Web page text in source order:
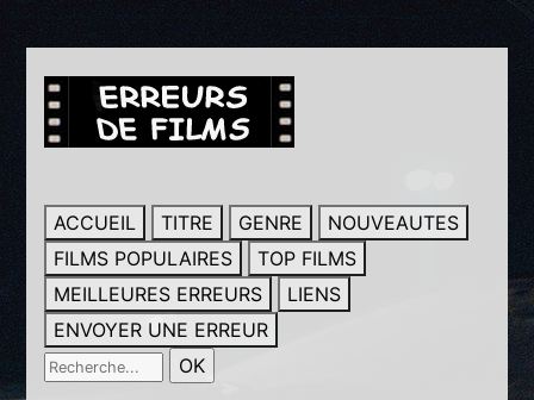
ACCUEIL TITRE GENRE
NOUVEAUTES
FILMS POPULAIRES
TOP FILMS
MEILLEURES ERREURS
LIENS
ENVOYER UNE ERREUR